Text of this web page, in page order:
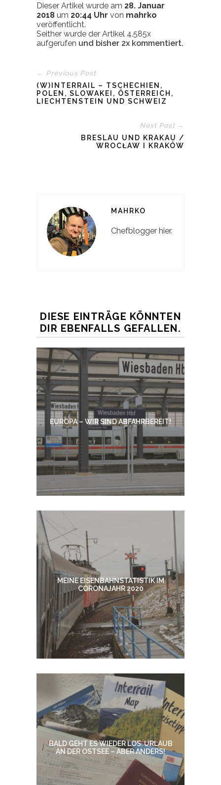
Dieser Artikel wurde am 28. Januar
2018 um 20:44 Uhr von mahrko
veröffentlicht.
Seither wurde der Artikel 4.585x
aufgerufen und bisher 2x kommentiert.
← Previous Post
(W)INTERRAIL – TSCHECHIEN,
POLEN, SLOWAKEI, ÖSTERREICH,
LIECHTENSTEIN UND SCHWEIZ
Next Post →
BRESLAU UND KRAKAU /
WROCŁAW I KRAKÓW
MAHRKO
Chefblogger hier.
DIESE EINTRÄGE KÖNNTEN
DIR EBENFALLS GEFALLEN.
EUROPA – WIR SIND ABFAHRBEREIT!
MEINE EISENBAHNSTATISTIK IM
CORONAJAHR 2020
BALD GEHT ES WIEDER LOS. URLAUB
AN DER OSTSEE – ABER ANDERS!